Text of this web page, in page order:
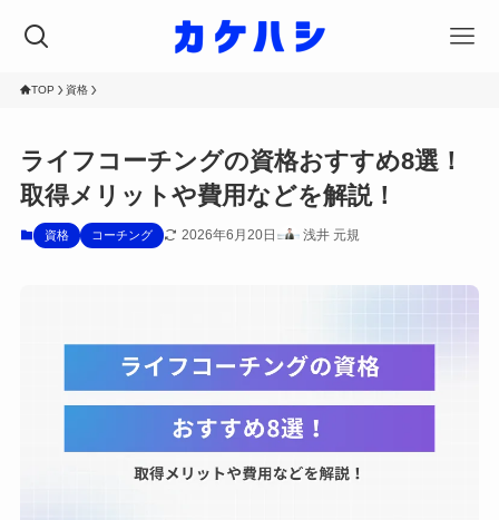
TOP 資格
ライフコーチングの資格おすすめ8選！
取得メリットや費用などを解説！
資格 コーチング 2026年6月20日 浅井 元規